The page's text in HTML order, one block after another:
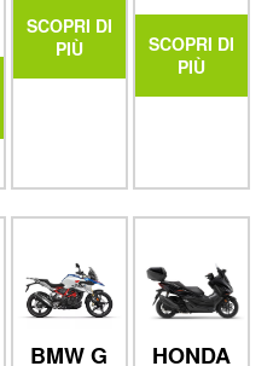
SCOPRI DI
PIÙ
SCOPRI DI
PIÙ
BMW G HONDA